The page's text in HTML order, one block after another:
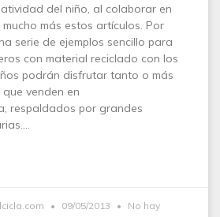
del niño, al colaborar en
más estos artículos. Por
serie de ejemplos sencillo para
con material reciclado con los
podrán disfrutar tanto o más
venden en
respaldados por grandes
09/05/2013
No hay